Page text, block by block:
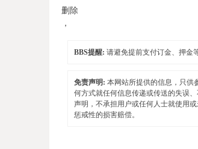
删除
，
BBS提醒: 请避免提前支付订金、押金
免责声明: 本网站所提供的信息，只供
何方式就任何信息传递或传送的失误
声明，不承担用户或任何人士就使用
惩戒性的损害赔偿。